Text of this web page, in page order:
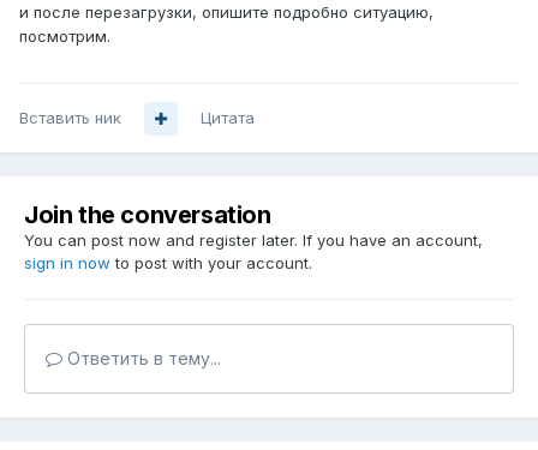
и после перезагрузки, опишите подробно ситуацию,
посмотрим.
Вставить ник Цитата
Join the conversation
You can post now and register later. If you have an account,
sign in now to post with your account.
Ответить в тему...